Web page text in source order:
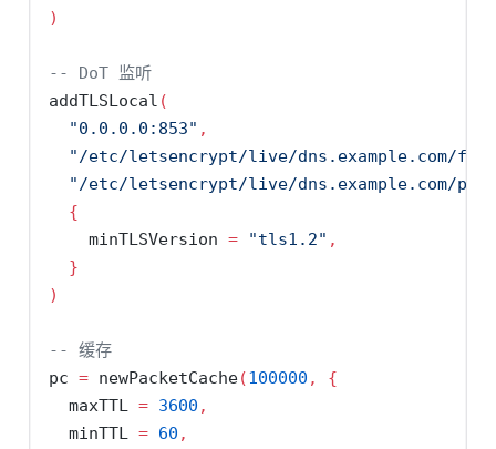
)
-- DoT 监听
addTLSLocal (
"0.0.0.0:853" ,
"/etc/letsencrypt/live/dns.example.com/
"/etc/letsencrypt/live/dns.example.com/
{
minTLSVersion = "tls1.2" ,
}
)
-- 缓存
pc = newPacketCache(100000 ,
{
maxTTL = 3600 ,
minTTL = 60 ,